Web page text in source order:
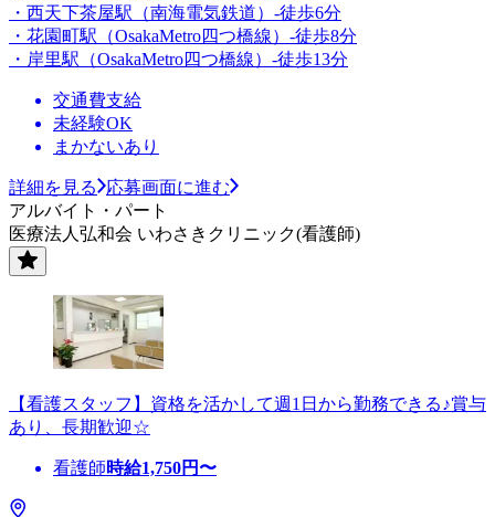
・西天下茶屋駅（南海電気鉄道）-徒歩6分
・花園町駅（OsakaMetro四つ橋線）-徒歩8分
・岸里駅（OsakaMetro四つ橋線）-徒歩13分
交通費支給
未経験OK
まかないあり
詳細を見る
応募画面に進む
アルバイト・パート
医療法人弘和会 いわさきクリニック(看護師)
【看護スタッフ】資格を活かして週1日から勤務できる♪賞与
あり、長期歓迎☆
看護師時給1,750円〜